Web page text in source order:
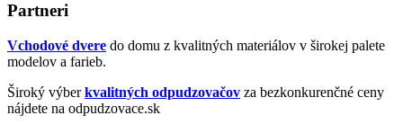
Partneri
Vchodové dvere do domu z kvalitných materiálov v širokej palete
modelov a farieb.
Široký výberkvalitných odpudzovačov za bezkonkurenčné ceny
nájdete na odpudzovace.sk